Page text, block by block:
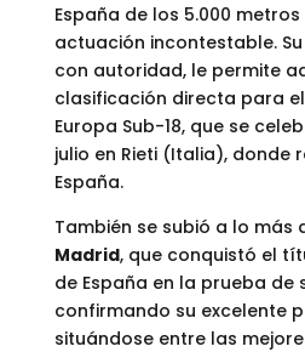
España de los 5.000
actuación incontestable.
con autoridad, le permite
clasificación directa para
Europa Sub-18, que se
julio en Rieti (Italia), donde
España.
También se subió a lo más
Madrid, que conquistó el
de España en la prueba de
confirmando su excelente
situándose entre las